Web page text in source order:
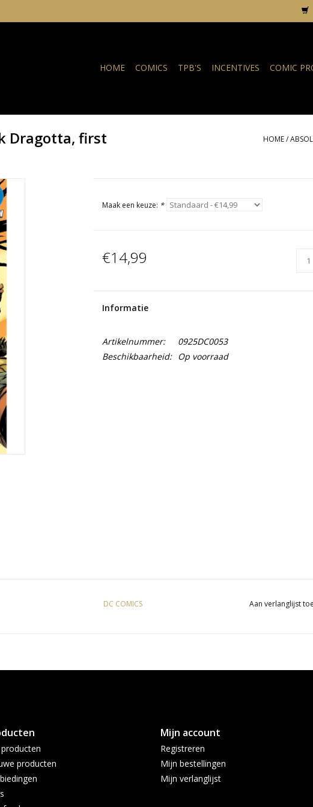
HOME COMICS TPB'S INCENTIVES COMIC
Dragotta, first
HOME/
Maak een keuze: *
€14,99
Informatie
Artikelnummer:
0925DC0053
Beschikbaarheid:
Op voorraad
DC COMICS Aan verlanglijst
producten
Mijn account
Registreren
Mijn bestellingen
Mijn verlanglijst